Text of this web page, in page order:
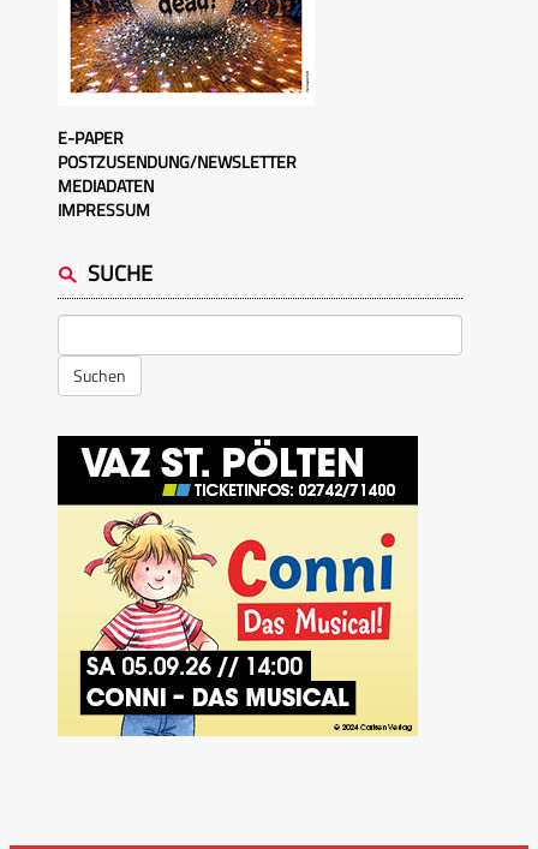
E-PAPER
POSTZUSENDUNG/NEWSLETTER
MEDIADATEN
IMPRESSUM
SUCHE
Suchen